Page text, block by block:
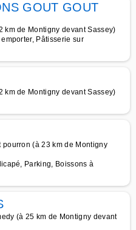
GOUT GOUT
km de Montigny devant Sassey)
Pâtisserie sur
km de Montigny devant Sassey)
(à 23 km de Montigny
Parking, Boissons à
(à 25 km de Montigny devant